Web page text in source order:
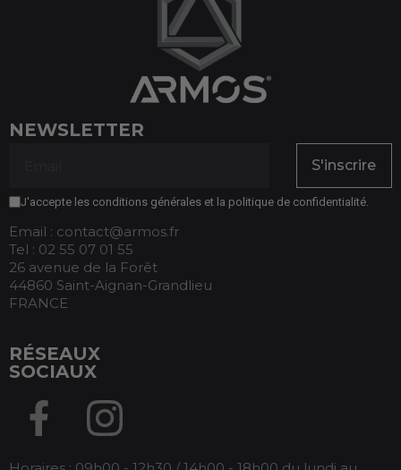
NEWSLETTER
S'inscrire
J'accepte les conditions générales et la politique de confidentialité.
Email : contact@armos.fr
Tel : 02 55 07 01 55
26 avenue de la Forêt
44860 Saint-Aignan-Grandlieu
FRANCE
RÉSEAUX
SOCIAUX